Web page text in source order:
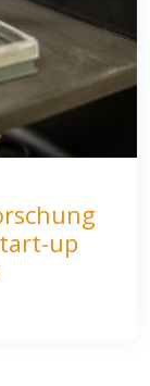
up